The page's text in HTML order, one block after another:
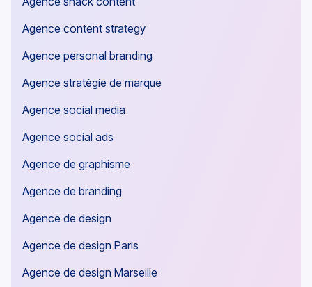
Agence content strategy
Agence personal branding
Agence stratégie de marque
Agence social media
Agence social ads
Agence de graphisme
Agence de branding
Agence de design
Agence de design Paris
Agence de design Marseille